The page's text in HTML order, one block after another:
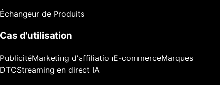
Échangeur de Produits
Cas d'utilisation
PublicitéMarketing d'affiliationE-commerceMarques
DTCStreaming en direct IA